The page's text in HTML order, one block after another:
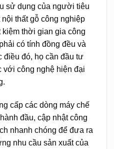
sử dụng của người tiêu
thất gỗ công nghiệp
kiệm thời gian gia công
có tính đồng đều và
điều đó, họ cần đầu tư
với công nghệ hiện đại
cấp các dòng máy chế
đầu, cập nhật công
nhanh chóng để đưa ra
nhu cầu sản xuất của